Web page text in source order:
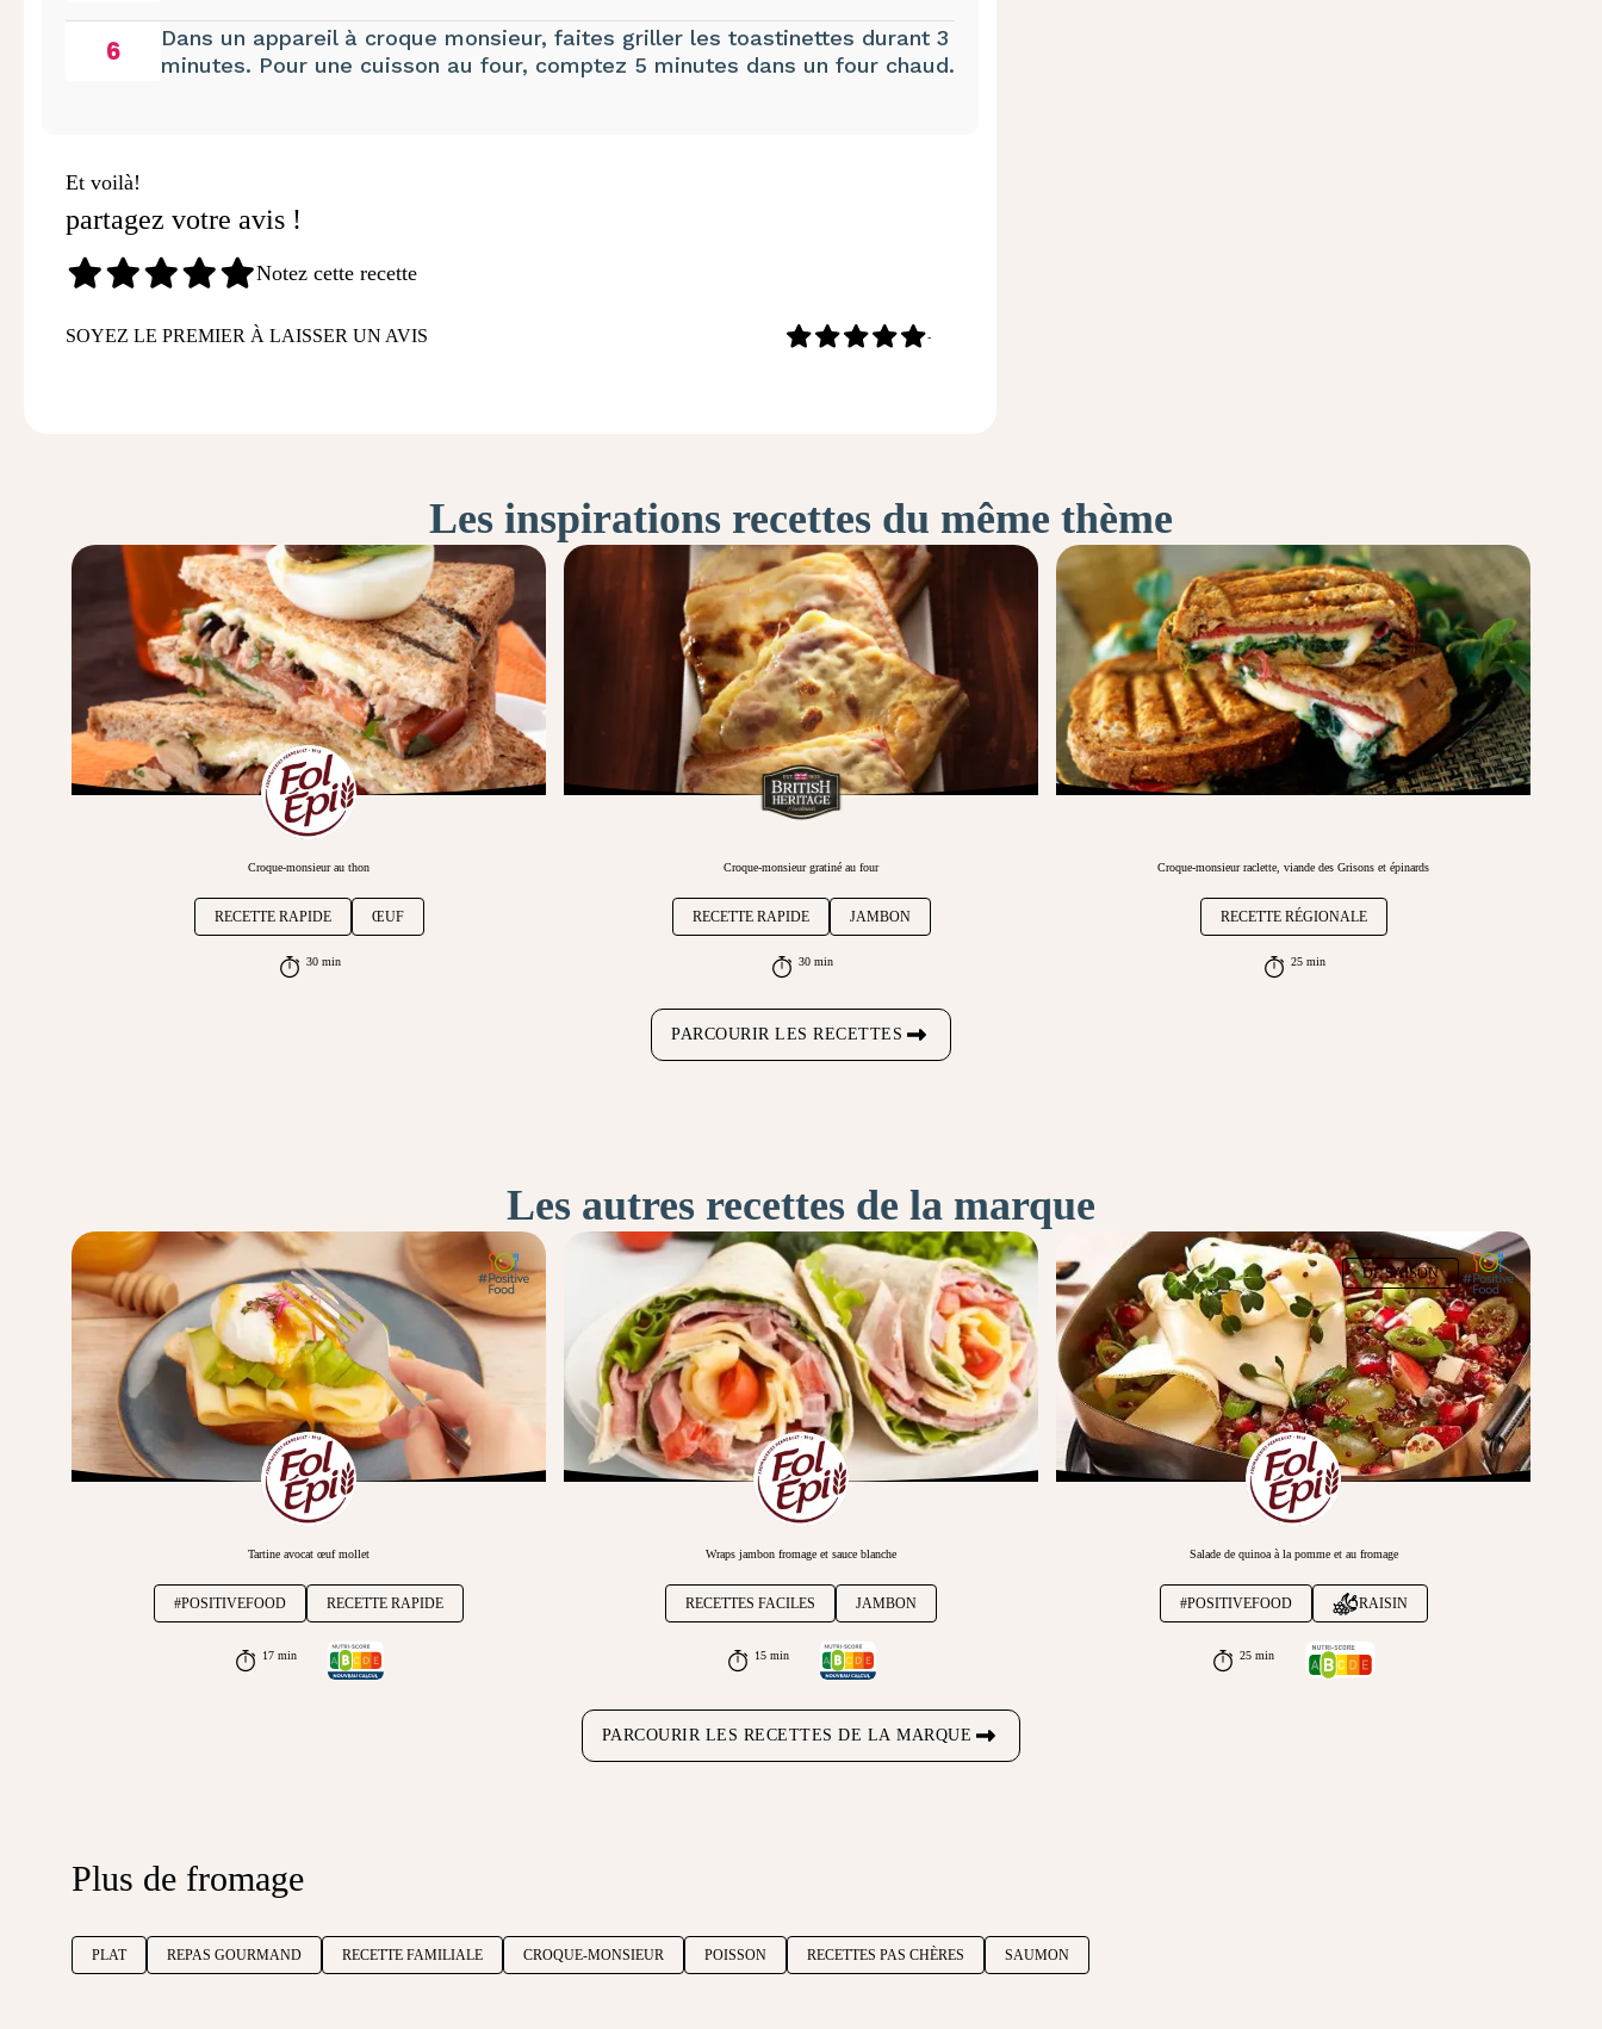
6
Dans un appareil à croque monsieur, faites griller les toastinettes durant 3
minutes. Pour une cuisson au four, comptez 5 minutes dans un four chaud.
Et voilà!
partagez votre avis !
Notez cette recette
SOYEZ LE PREMIER À LAISSER UN AVIS -
Les inspirations recettes du même thème
Croque-monsieur au thon
RECETTE RAPIDE ŒUF
30 min
Croque-monsieur gratiné au four
RECETTE RAPIDE JAMBON
30 min
Croque-monsieur raclette, viande des Grisons et épinards
RECETTE RÉGIONALE
25 min
PARCOURIR LES RECETTES
Les autres recettes de la marque
Tartine avocat œuf mollet
#POSITIVEFOOD RECETTE RAPIDE
17 min
Wraps jambon fromage et sauce blanche
RECETTES FACILES JAMBON
15 min
DE SAISON
Salade de quinoa à la pomme et au fromage
#POSITIVEFOOD RAISIN
25 min
PARCOURIR LES RECETTES DE LA MARQUE
Plus de fromage
PLAT REPAS GOURMAND RECETTE FAMILIALE CROQUE-MONSIEUR POISSON RECETTES PAS CHÈRES SAUMON